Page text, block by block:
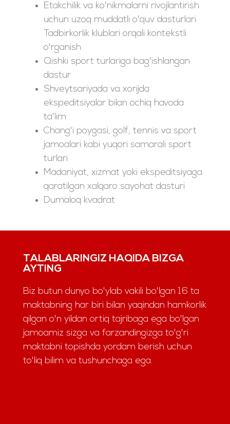
Etakchilik va ko'nikmalarni rivojlantirish
uchun uzoq muddatli o'quv dasturlari.
Tadbirkorlik klublari orqali kontekstli
o'rganish
Qishki sport turlariga bag'ishlangan
dastur
Shveytsariyada va xorijda
ekspeditsiyalar bilan ochiq havoda
ta'lim
Chang'i poygasi, golf, tennis va sport
jamoalari kabi yuqori samarali sport
turlari
Madaniyat, xizmat yoki ekspeditsiyaga
qaratilgan xalqaro sayohat dasturi
Dumaloq kvadrat
TALABLARINGIZ HAQIDA BIZGA
AYTING
Biz butun dunyo bo'ylab vakili bo'lgan 16 ta
maktabning har biri bilan yaqindan hamkorlik
qilgan o'n yildan ortiq tajribaga ega bo'lgan
jamoamiz sizga va farzandingizga to'g'ri
maktabni topishda yordam berish uchun
to'liq bilim va tushunchaga ega.